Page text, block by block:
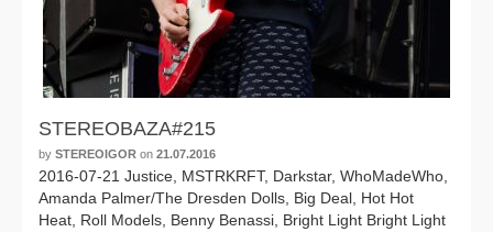
STEREOBAZA#215
by STEREOIGOR on 21.07.2016
2016-07-21 Justice, MSTRKRFT, Darkstar, WhoMadeWho,
Amanda Palmer/The Dresden Dolls, Big Deal, Hot Hot
Heat, Roll Models, Benny Benassi, Bright Light Bright Light